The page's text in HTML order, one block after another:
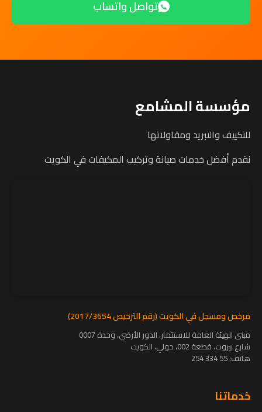
تواصل واتساب
مؤسسة المشامع
للتكييف والتبريد ومقاولاتها
نقدم أفضل خدمات صيانة وتركيب المكيفات في الكويت
مرخص ومسجل في الكويت (رقم الترخيص 2017/3654)
مبنى الهيئة العامة للاستثمار، الدور الأرضي، وحدة 0007
شارع بيروت، قطعة 002، حولي، الكويت
هاتف:55 334 254
خدماتنا